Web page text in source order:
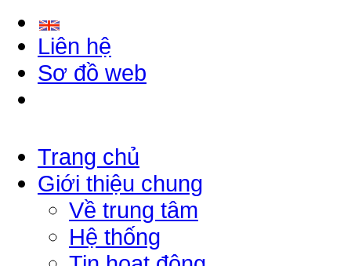
Liên hệ
Sơ đồ web
Trang chủ
Giới thiệu chung
Về trung tâm
Hệ thống